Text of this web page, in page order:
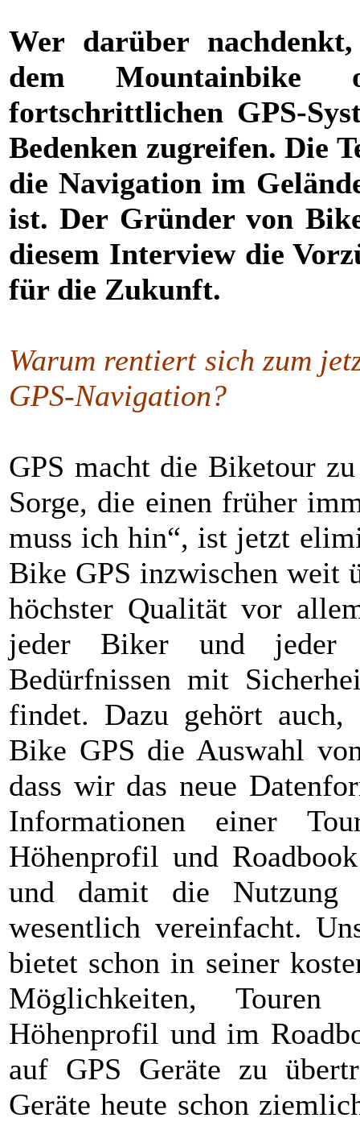
Wer darüber
dem
fortschrittlichen GPS-
Bedenken zugreifen. Die
die Navigation im
ist. Der Gründer von
diesem Interview die
für die Zukunft.
Warum rentiert sich zum
GPS-Navigation?
GPS macht die Biketour
Sorge, die einen früher
muss ich hin“, ist jetzt
Bike GPS inzwischen weit
höchster Qualität vor
jeder Biker und jeder
Bedürfnissen mit
findet. Dazu gehört auch,
Bike GPS die Auswahl
dass wir das neue
Informationen einer
Höhenprofil und
und damit die Nutzung
wesentlich vereinfacht.
bietet schon in seiner
Möglichkeiten,
Höhenprofil und im
auf GPS Geräte zu
Geräte heute schon